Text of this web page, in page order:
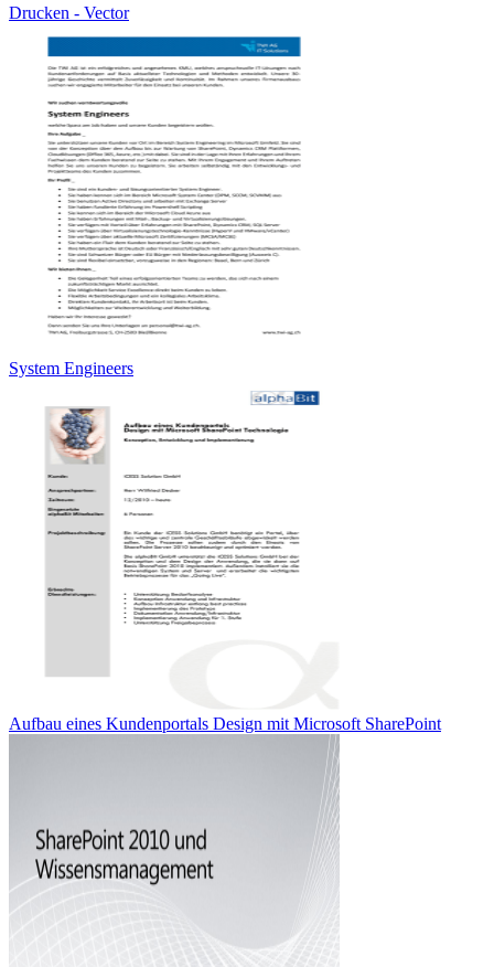
Drucken - Vector
System Engineers
Aufbau eines Kundenportals Design mit Microsoft SharePoint